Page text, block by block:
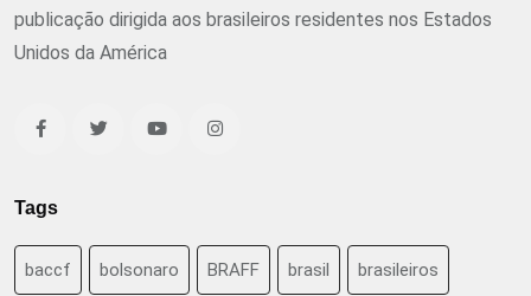
publicação dirigida aos brasileiros residentes nos Estados
Unidos da América
Tags
baccf bolsonaro BRAFF brasil brasileiros